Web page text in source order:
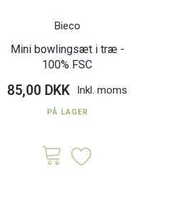
Bieco
Mini bowlingsæt i træ -
100% FSC
85,00 DKK Inkl. moms
PÅ LAGER